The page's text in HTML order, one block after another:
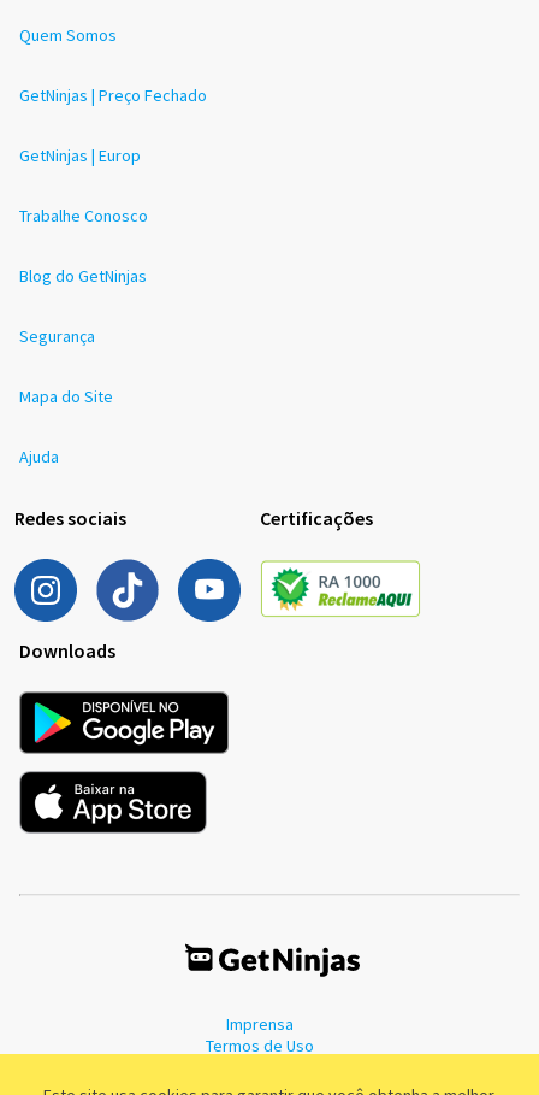
Quem Somos
GetNinjas | Preço Fechado
GetNinjas | Europ
Trabalhe Conosco
Blog do GetNinjas
Segurança
Mapa do Site
Ajuda
Redes sociais Certificações
Downloads
Imprensa
Termos de Uso